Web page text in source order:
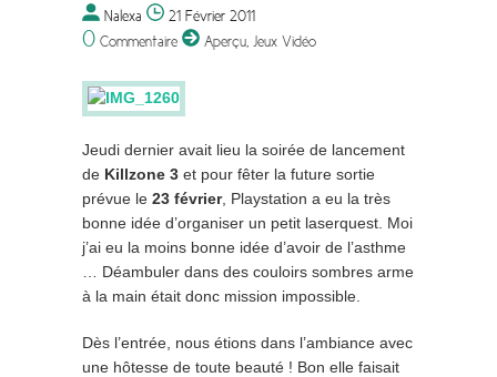
Nalexa 21 Février 2011
0 Commentaire Aperçu Jeux Vidéo
Jeudi dernier avait lieu la soirée de lancement
de Killzone 3 et pour fêter la future sortie
prévue le 23 février, Playstation a eu la très
bonne idée d’organiser un petit laserquest. Moi
j’ai eu la moins bonne idée d’avoir de l’asthme
… Déambuler dans des couloirs sombres arme
à la main était donc mission impossible.
Dès l’entrée, nous étions dans l’ambiance avec
une hôtesse de toute beauté ! Bon elle faisait